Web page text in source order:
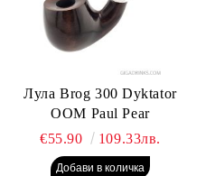
Лула Brog 300 Dyktator
OOM Paul Pear
€55.90
109.33лв.